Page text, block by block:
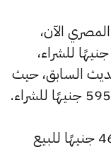
المصري الآن،
حيث بلغ 5995 جنيهًا للبيع و5945 جنيهًا للشراء،
عن التحديث السابق، حيث
وانخفض سعر عيار 14 ليصل إلى 4665 جنيهًا للبيع